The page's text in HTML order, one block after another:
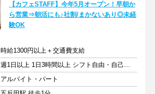
【カフェSTAFF】今年5月オープン！早朝か
ら営業⇒朝活にも♪社割/まかないあり◎未経
験OK
時給1300円以上＋交通費支給
週1日以上 1日3時間以上 シフト自由・自己申告
アルバイト・パート